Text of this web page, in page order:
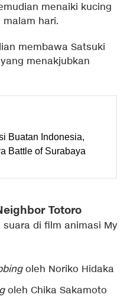
menaiki kucing
hari.
membawa Satsuki
menakjubkan
Buatan Indonesia,
Battle of Surabaya
Totoro
di film animasi My
oleh Noriko Hidaka
oleh Chika Sakamoto